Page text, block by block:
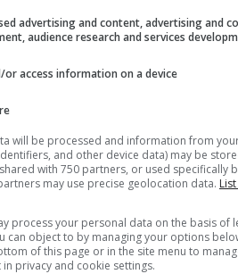
advertising and content, advertising and
audience research and services
or access information on a device
will be processed and information from
and other device data) may be
with 750 partners, or used specifically
may use precise geolocation data.
process your personal data on the basis of
can object to by managing your options
of this page or in the site menu to
privacy and cookie settings.